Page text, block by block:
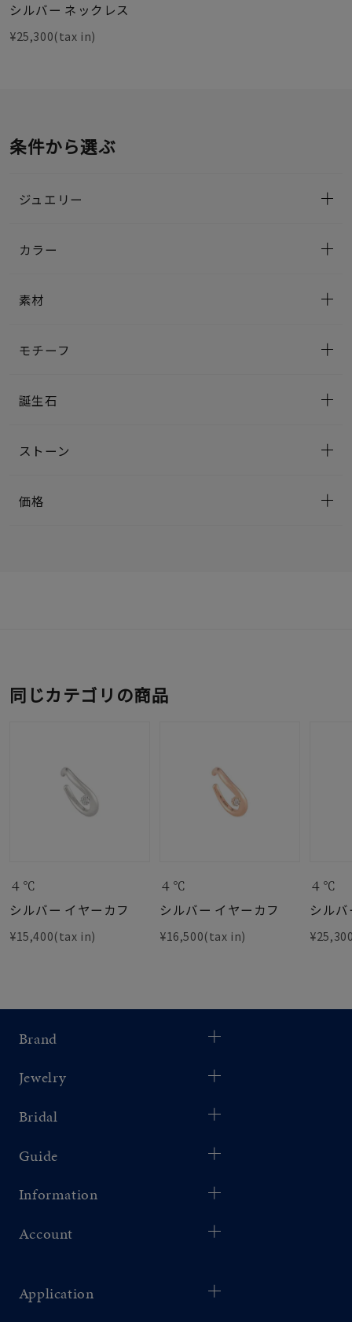
シルバー ネックレス
¥25,300(tax in)
条件から選ぶ
ジュエリー
カラー
素材
モチーフ
誕生石
ストーン
価格
同じカテゴリの商品
４℃
シルバー イヤーカフ
¥15,400(tax in)
４℃
シルバー イヤーカフ
¥16,500(tax in)
４℃
シル
Brand
Jewelry
Bridal
Guide
Information
Account
Application